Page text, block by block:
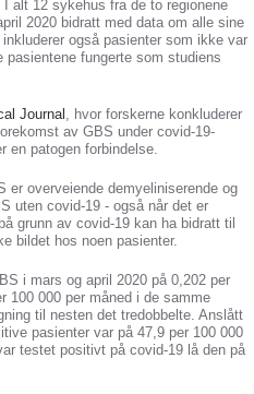
alt 12 sykehus fra de to regionene
2020 bidratt med data om alle sine
også pasienter som ikke var
fungerte som studiens
Journal , hvor forskerne konkluderer
av GBS under covid-19-
en patogen forbindelse.
er overveiende demyeliniserende og
uten covid-19 - også når det er
grunn av covid-19 kan ha bidratt til
bildet hos noen pasienter.
i mars og april 2020 på 0,202 per
100 000 per måned i de samme
til nesten det tredobbelte. Anslått
pasienter var på 47,9 per 100 000
testet positivt på covid-19 lå den på